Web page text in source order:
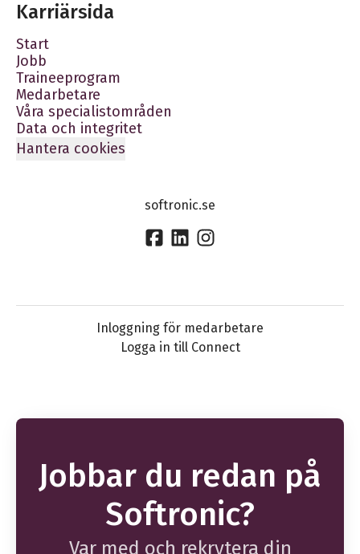
Karriärsida
Start
Jobb
Traineeprogram
Medarbetare
Våra specialistområden
Data och integritet
Hantera cookies
softronic.se
Inloggning för medarbetare
Logga in till Connect
Jobbar du redan på
Softronic?
Var med och rekrytera din